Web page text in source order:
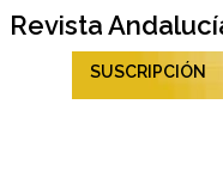
Revista
SUSCRIPCIÓN